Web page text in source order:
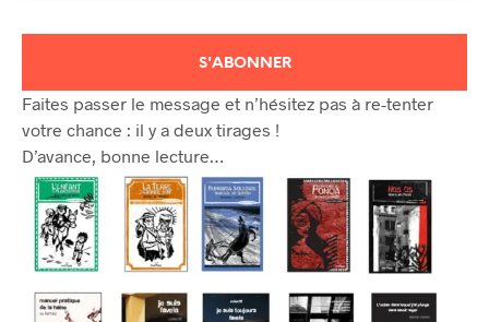
Faites passer le message et n’hésitez pas à re-tenter
votre chance : il y a deux tirages !
D’avance, bonne lecture…